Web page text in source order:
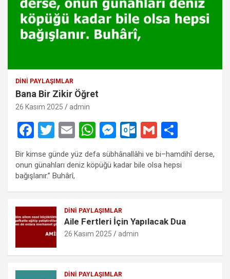
DINI PAYLAŞIMLAR
Bana Bir Zikir Öğret
26 Kasım 2025 admin
F
ce
b
o
o
k
T
wi
tt
er
E
m
ail
W
h
at
A
p
p
M
es
se
g
er
O
ut
lo
k.
o
G
m
ail
h
ar
Bir kimse günde yüz defa sübhânallâhi ve bi–hamdihî derse,
onun günahları deniz köpüğü kadar bile olsa hepsi
bağışlanır.” Buhârî,
DINI PAYLAŞIMLAR
Aile Fertleri İçin Yapılacak Dua
26 Kasım 2025 admin
DINI PAYLAŞIMLAR